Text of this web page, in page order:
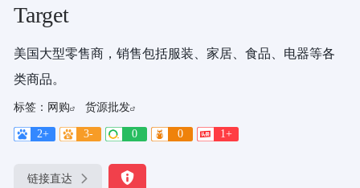
Target
美国大型零售商，销售包括服装、家居、食品、电器等各
类商品。
标签： 网购 货源批发
2+ 3- 0 0 1+
链接直达